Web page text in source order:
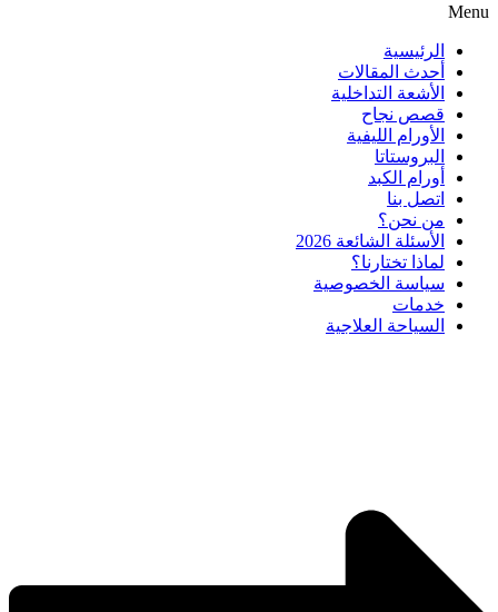
Menu
الرئيسية
أحدث المقالات
الأشعة التداخلية
قصص نجاح
الأورام الليفية
البروستاتا
أورام الكبد
اتصل بنا
من نحن؟
الأسئلة الشائعة 2026
لماذا تختارنا؟
سياسة الخصوصية
خدمات
السياحة العلاجية